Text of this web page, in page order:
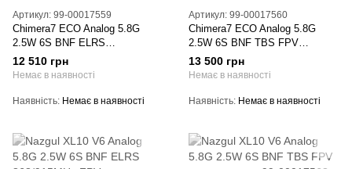
Артикул: 99-00017559
Chimera7 ECO Analog 5.8G
2.5W 6S BNF ELRS
868/915MHz FPV квадрокоптер
12 510 грн
Немає в наявності
Наявність Немає в наявності
Артикул: 99-00017560
Chimera7 ECO Analog 5.8G
2.5W 6S BNF TBS FPV
квадрокоптер
13 500 грн
Немає в наявності
Наявність Немає в наявності